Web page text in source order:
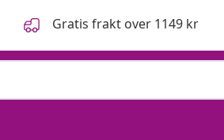
Gratis frakt over 1149 kr